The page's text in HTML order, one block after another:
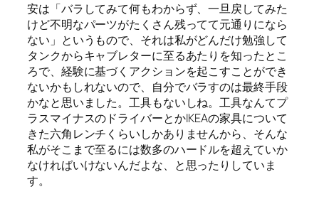
安は「バラしてみて何もわからず、一旦戻してみた
けど不明なパーツがたくさん残ってて元通りになら
ない」というもので、それは私がどんだけ勉強して
タンクからキャブレターに至るあたりを知ったとこ
ろで、経験に基づくアクションを起こすことができ
ないかもしれないので、自分でバラすのは最終手段
かなと思いました。工具もないしね。工具なんてプ
ラスマイナスのドライバーとかIKEAの家具について
きた六角レンチくらいしかありませんから、そんな
私がそこまで至るには数多のハードルを超えていか
なければいけないんだよな、と思ったりしていま
す。